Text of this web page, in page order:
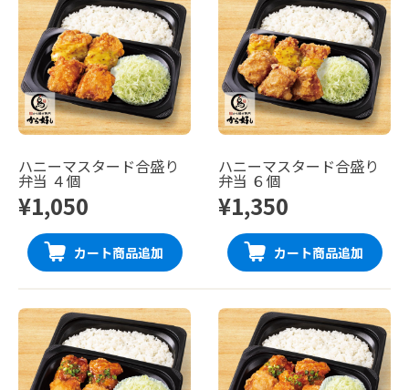
ハニーマスタード合盛り
弁当 ４個
¥1,050
カート商品追加
ハニーマスタード合盛り
弁当 ６個
¥1,350
カート商品追加